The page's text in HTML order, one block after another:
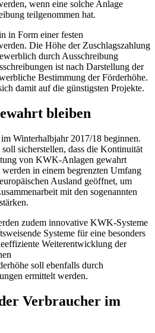
wenn eine solche Anlage
teilgenommen hat.
in Form einer festen
Die Höhe der Zuschlagszahlung
durch Ausschreibung
ist nach Darstellung der
Bestimmung der Förderhöhe.
damit auf die günstigsten Projekte.
bleiben
Winterhalbjahr 2017/18 beginnen.
sicherstellen, dass die Kontinuität
von KWK-Anlagen gewahrt
in einem begrenzten Umfang
Ausland geöffnet, um
mit den sogenannten
zudem innovative KWK-Systeme
Systeme für eine besonders
Weiterentwicklung der
soll ebenfalls durch
ermittelt werden.
Verbraucher im